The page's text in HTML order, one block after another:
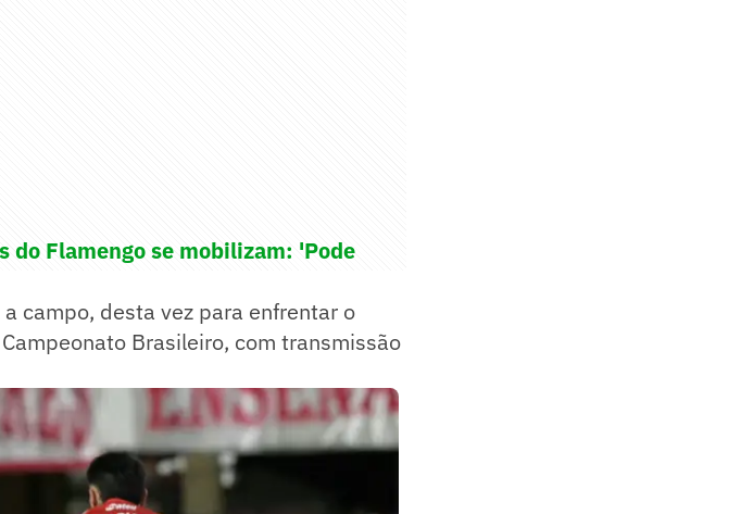
do Flamengo se mobilizam: 'Pode
campo, desta vez para enfrentar o
Brasileiro, com transmissão